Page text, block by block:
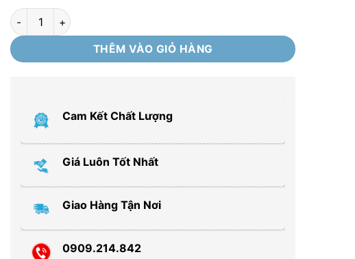
Bình nước trái cây 2 ngăn 121962 số lượng
THÊM VÀO GIỎ HÀNG
Cam Kết Chất Lượng
Giá Luôn Tốt Nhất
Giao Hàng Tận Nơi
0909.214.842